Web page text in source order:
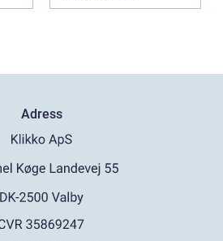
Adress